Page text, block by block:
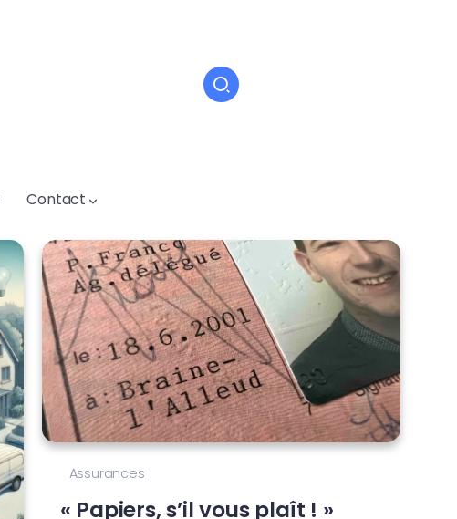
Contact
Assurances
« Papiers, s’il vous plaît ! »